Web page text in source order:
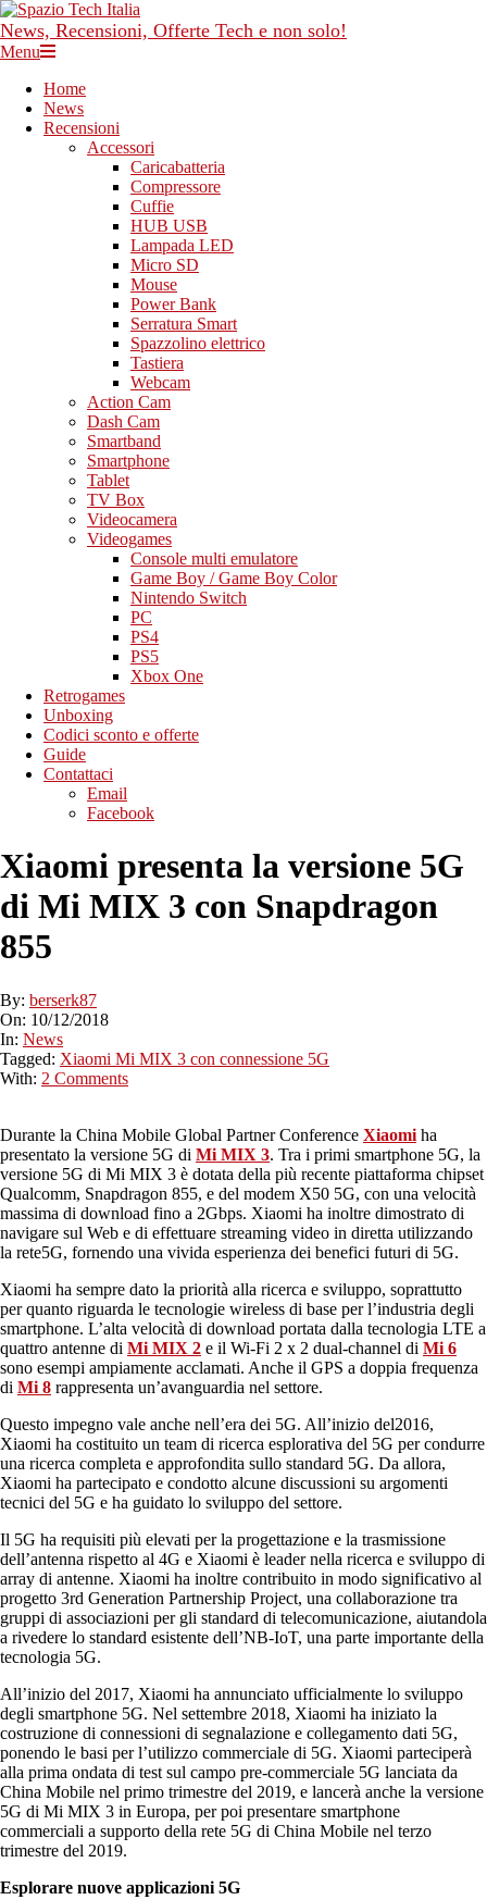
Skip
to
content
News, Recensioni, Offerte Tech e non solo!
Primary
Menu
Menu
Home
News
Recensioni
Accessori
Caricabatteria
Compressore
Cuffie
HUB USB
Lampada LED
Micro SD
Mouse
Power Bank
Serratura Smart
Spazzolino elettrico
Tastiera
Webcam
Action Cam
Dash Cam
Smartband
Smartphone
Tablet
TV Box
Videocamera
Videogames
Console multi emulatore
Game Boy / Game Boy Color
Nintendo Switch
PC
PS4
PS5
Xbox One
Retrogames
Unboxing
Codici sconto e offerte
Guide
Contattaci
Email
Facebook
Xiaomi presenta la versione 5G
di Mi MIX 3 con Snapdragon
855
By: berserk87
On: 10/12/2018
In: News
Tagged: Xiaomi Mi MIX 3 con connessione 5G
With: 2 Comments
Durante la China Mobile Global Partner Conference Xiaomi ha
presentato la versione 5G di Mi MIX 3. Tra i primi smartphone 5G, la
versione 5G di Mi MIX 3 è dotata della più recente piattaforma chipset
Qualcomm, Snapdragon 855, e del modem X50 5G, con una velocità
massima di download fino a 2Gbps. Xiaomi ha inoltre dimostrato di
navigare sul Web e di effettuare streaming video in diretta utilizzando
la rete5G, fornendo una vivida esperienza dei benefici futuri di 5G.
Xiaomi ha sempre dato la priorità alla ricerca e sviluppo, soprattutto
per quanto riguarda le tecnologie wireless di base per l’industria degli
smartphone. L’alta velocità di download portata dalla tecnologia LTE a
quattro antenne di Mi MIX 2 e il Wi-Fi 2 x 2 dual-channel di Mi 6
sono esempi ampiamente acclamati. Anche il GPS a doppia frequenza
di Mi 8 rappresenta un’avanguardia nel settore.
Questo impegno vale anche nell’era dei 5G. All’inizio del2016,
Xiaomi ha costituito un team di ricerca esplorativa del 5G per condurre
una ricerca completa e approfondita sullo standard 5G. Da allora,
Xiaomi ha partecipato e condotto alcune discussioni su argomenti
tecnici del 5G e ha guidato lo sviluppo del settore.
Il 5G ha requisiti più elevati per la progettazione e la trasmissione
dell’antenna rispetto al 4G e Xiaomi è leader nella ricerca e sviluppo di
array di antenne. Xiaomi ha inoltre contribuito in modo significativo al
progetto 3rd Generation Partnership Project, una collaborazione tra
gruppi di associazioni per gli standard di telecomunicazione, aiutandola
a rivedere lo standard esistente dell’NB-IoT, una parte importante della
tecnologia 5G.
All’inizio del 2017, Xiaomi ha annunciato ufficialmente lo sviluppo
degli smartphone 5G. Nel settembre 2018, Xiaomi ha iniziato la
costruzione di connessioni di segnalazione e collegamento dati 5G,
ponendo le basi per l’utilizzo commerciale di 5G. Xiaomi parteciperà
alla prima ondata di test sul campo pre-commerciale 5G lanciata da
China Mobile nel primo trimestre del 2019, e lancerà anche la versione
5G di Mi MIX 3 in Europa, per poi presentare smartphone
commerciali a supporto della rete 5G di China Mobile nel terzo
trimestre del 2019.
Esplorare nuove applicazioni 5G